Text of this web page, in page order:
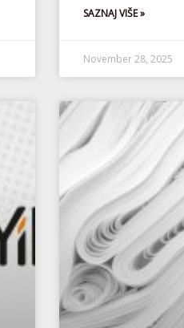
SAZNAJ VIŠE »
November 28, 2025